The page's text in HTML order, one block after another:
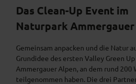
Das Clean-Up Event im
Naturpark
Gemeinsam anpacken und die Natur
Grundidee des ersten Valley Green
Ammergauer Alpen, an dem rund
teilgenommen haben. Die drei